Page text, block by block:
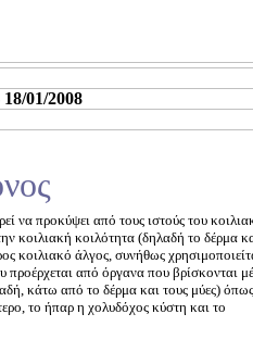
01/2008
να προκύψει από τους ιστούς του
κοιλιακή κοιλότητα (δηλαδή το δέρμα
κοιλιακό άλγος, συνήθως
προέρχεται από όργανα που βρίσκονται
κάτω από το δέρμα και τους μύες)
το ήπαρ η χολυδόχος κύστη και το